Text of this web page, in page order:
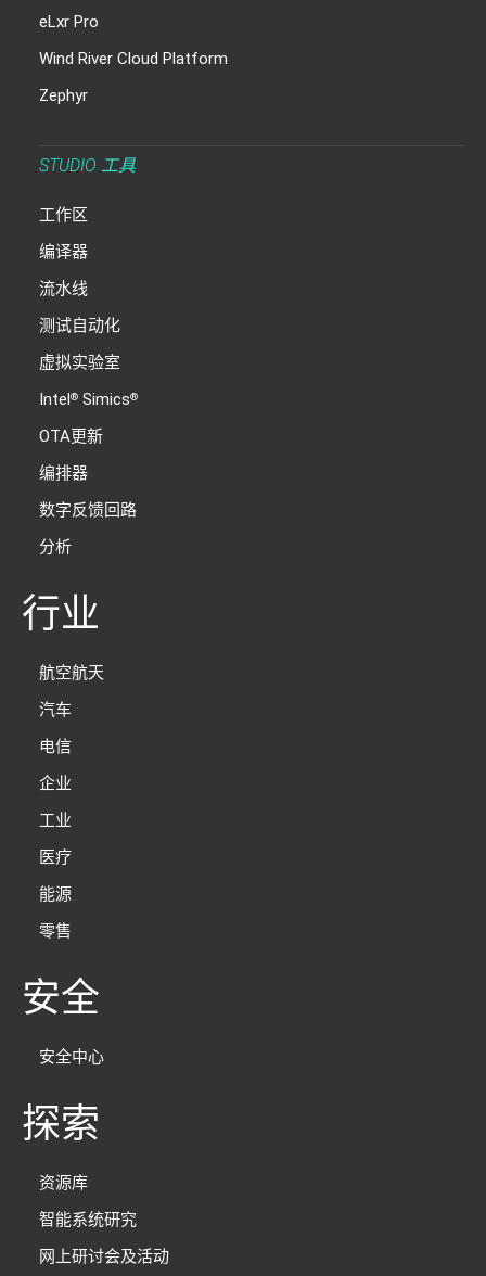
eLxr Pro
Wind River Cloud Platform
Zephyr
STUDIO 工具
工作区
编译器
流水线
测试自动化
虚拟实验室
Intel® Simics®
OTA更新
编排器
数字反馈回路
分析
行业
航空航天
汽车
电信
企业
工业
医疗
能源
零售
安全
安全中心
探索
资源库
智能系统研究
网上研讨会及活动